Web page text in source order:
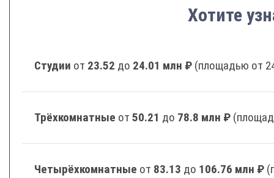
Хотите
Студии от 23.52 до 24.01 млн ₽ (площадью от
Трёхкомнатные от 50.21 до 78.8 млн ₽
Четырёхкомнатные от 83.13 до 106.76 млн ₽